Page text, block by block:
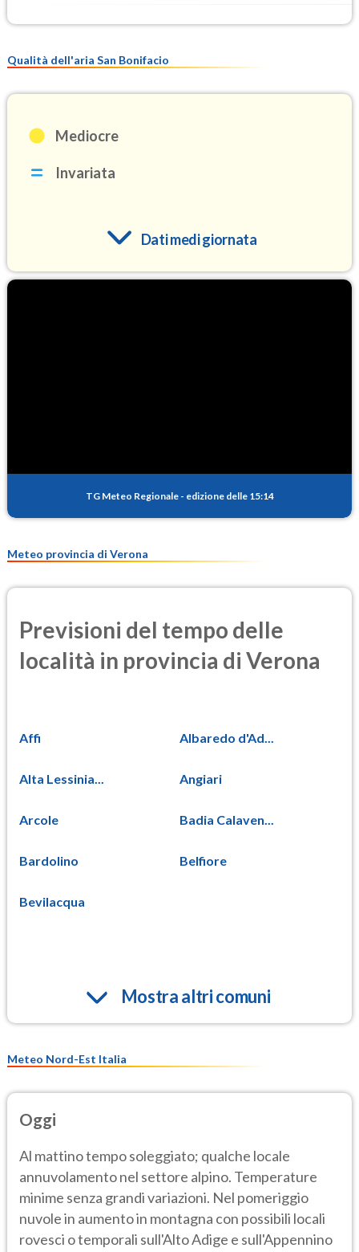
Qualità dell'aria San Bonifacio
Mediocre
Invariata
Dati medi giornata
PM25
TG Meteo Regionale - edizione delle 15:14
Meteo provincia di Verona
Previsioni del tempo delle
località in provincia di Verona
Affi Albaredo d'Ad...
Alta Lessinia... Angiari
Arcole Badia Calaven...
Bardolino Belfiore
Bevilacqua
Mostra altri comuni
Meteo Nord-Est Italia
Oggi
Al mattino tempo soleggiato; qualche locale
annuvolamento nel settore alpino. Temperature
minime senza grandi variazioni. Nel pomeriggio
nuvole in aumento in montagna con possibili locali
rovesci o temporali sull'Alto Adige e sull'Appennino